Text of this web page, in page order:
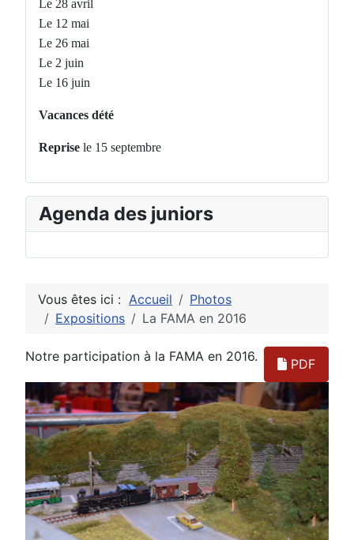
Le 28 avril
Le 12 mai
Le 26 mai
Le 2 juin
Le 16 juin
Vacances dété
Reprise le 15 septembre
Agenda des juniors
Vous êtes ici : Accueil
Photos
Expositions
La FAMA en 2016
PDF
Notre participation à la FAMA en 2016.